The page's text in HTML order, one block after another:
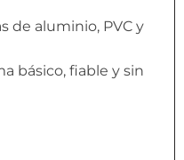
de aluminio, PVC y
básico, fiable y sin